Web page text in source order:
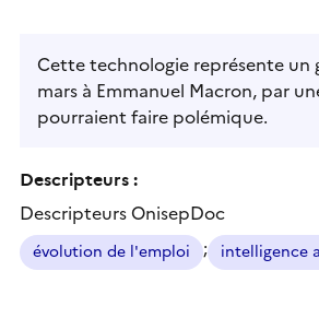
Cette technologie représente un
mars à Emmanuel Macron, par
pourraient faire polémique.
Descripteurs :
Descripteurs OnisepDoc
évolution de l'emploi ; intelligence